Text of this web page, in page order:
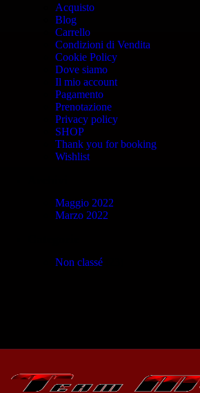
Acquisto
Blog
Carrello
Condizioni di Vendita
Cookie Policy
Dove siamo
Il mio account
Pagamento
Prenotazione
Privacy policy
SHOP
Thank you for booking
Wishlist
Maggio 2022
Marzo 2022
Non classé